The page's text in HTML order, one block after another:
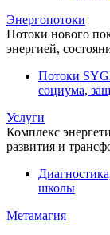
Энергопотоки
Потоки нового
энергией,
Потоки
социума,
Услуги
Комплекс
развития и
школы
Метамагия